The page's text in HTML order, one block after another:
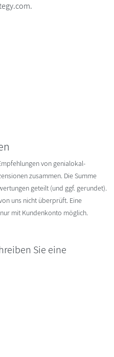
von genialokal-
zusammen. Die Summe
geteilt (und ggf. gerundet).
uns nicht überprüft. Eine
mit Kundenkonto möglich.
Sie eine